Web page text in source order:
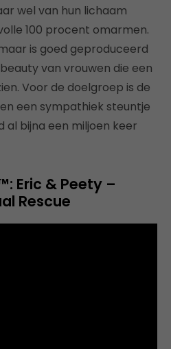
wel van hun lichaam
100 procent omarmen.
is goed geproduceerd
van vrouwen die een
Voor de doelgroep is de
een sympathiek steuntje
al bijna een miljoen keer
Eric & Peety –
Rescue